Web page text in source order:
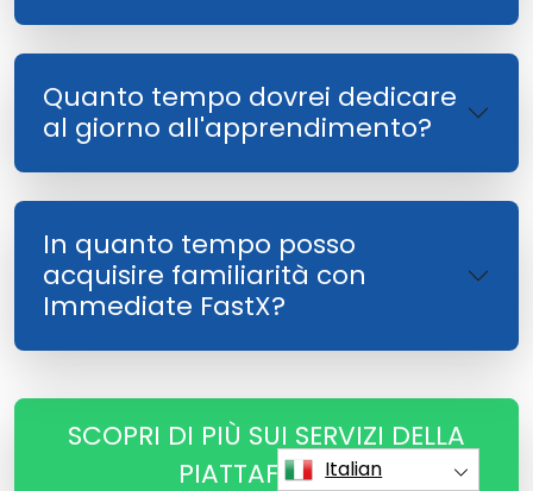
Quanto tempo dovrei dedicare
al giorno all'apprendimento?
In quanto tempo posso
acquisire familiarità con
Immediate FastX?
SCOPRI DI PIÙ SUI SERVIZI DELLA
PIATTAFORMAItalian